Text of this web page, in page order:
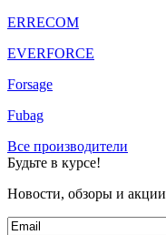
ERRECOM
EVERFORCE
Forsage
Fubag
Все производители
Будьте в курсе!
Новости, обзоры и акции